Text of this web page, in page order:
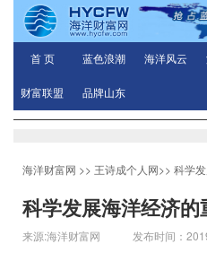
首 页 蓝色浪潮 海洋风云
财富联盟 品牌山东
海洋财富网 >> 王诗成个人网>> 科学
科学发展海洋经济的
来源:海洋财富网 发布时间：